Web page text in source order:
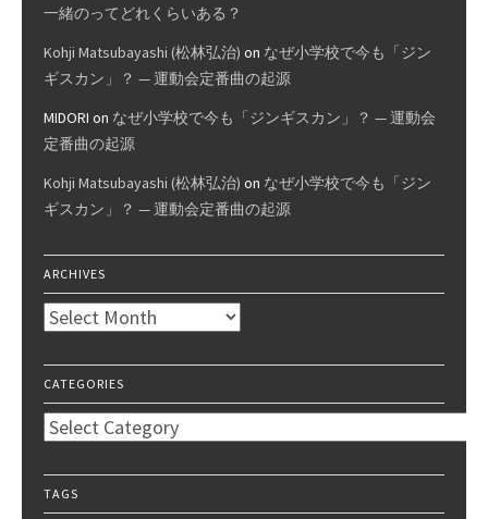
一緒のってどれくらいある？
Kohji Matsubayashi (松林弘治) on なぜ小学校で今も「ジン
ギスカン」？ — 運動会定番曲の起源
MIDORI on なぜ小学校で今も「ジンギスカン」？ — 運動会
定番曲の起源
Kohji Matsubayashi (松林弘治) on なぜ小学校で今も「ジン
ギスカン」？ — 運動会定番曲の起源
ARCHIVES
Archives
CATEGORIES
Categories
TAGS